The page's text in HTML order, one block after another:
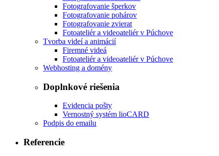
Fotografovanie šperkov
Fotografovanie pohárov
Fotografovanie zvierat
Fotoateliér a videoateliér v Púchove
Tvorba videí a animácií
Firemné videá
Fotoateliér a videoateliér v Púchove
Webhosting a domény
Doplnkové riešenia
Evidencia pošty
Vernostný systém lioCARD
Podpis do emailu
Referencie